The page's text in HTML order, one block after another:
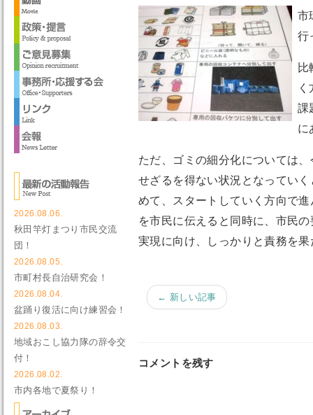
市
行
比
課
に
ただ、ゴミの細分化については
せざるを得ない状況となってい
めて、スタートしていく方向で
を市民に伝えると同時に、市民
実現に向け、しっかりと責務を
← 新しい記事
コメントを残す
2026.08.06.
秋田竿灯まつり市民交流
団！
2026.08.05.
市町村長自治研究会！
2026.08.04.
盆踊り復活に向け練習会！
2026.08.03.
地域おこし協力隊の辞令交
付！
2026.08.02.
市内各地で夏祭り！